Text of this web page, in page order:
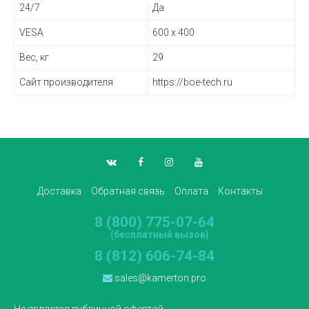
24/7 Да
VESA 600 x 400
Вес, кг 29
Сайт производителя https://boe-tech.ru
Доставка Обратная связь Оплата Контакты
8 (800) 775-07-64
(бесплатный вызов)
8 (812) 606-74-84
sales@kamerton.pro